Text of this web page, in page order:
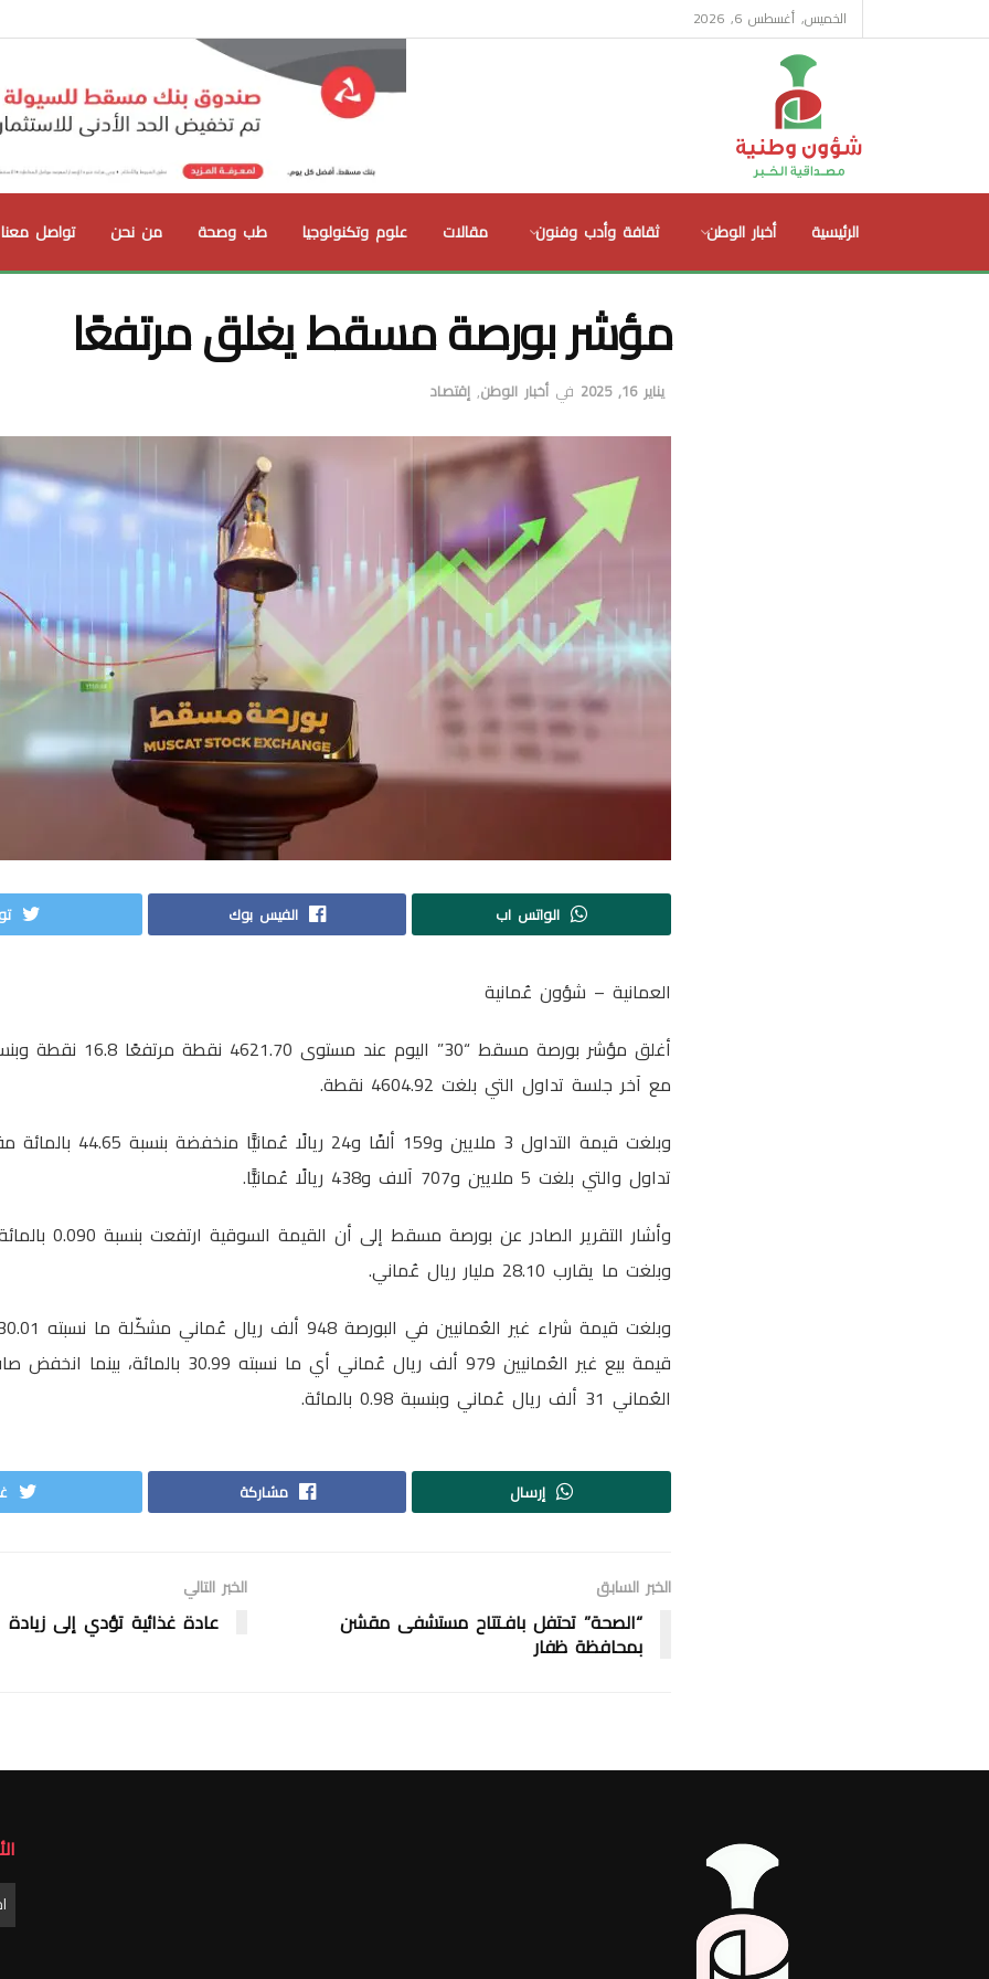
الخميس, أغسطس 6, 2026
الرئيسية أخبار الوطن ثقافة وأدب وفنون مقالات علوم وتكنولوجيا طب وصحة من نحن تواصل معنا
مؤشر بورصة مسقط يغلق مرتفعًا
يناير 16, 2025 في أخبار الوطن, إقتصاد
الواتس اب الفيس بوك
العمانية – شؤون عُمانية
مع آخر جلسة تداول التي بلغت 4604.92 نقطة.
وبلغت قيمة التداول 3 ملايين
تداول والتي بلغت 5 ملايين و707 آلاف و438 ريالًا عُمانيًّا.
وأشار التقرير
وبلغت ما يقارب 28.10 مليار ريال عُماني.
قيمة بيع غير العُمانيين 979 ألف ريال عُماني أي ما نسبته
العُماني 31 ألف ريال عُماني وبنسبة 0.98 بالمائة.
إرسال مشاركة
الخبر السابق
“الصحة” تحتفل بافـتتاح مستشفى مقشن
بمحافظة ظفار
الخبر التالي
عادة غذائية تؤدي إلى